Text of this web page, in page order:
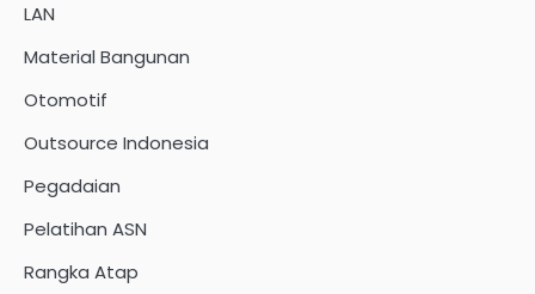
LAN
Material Bangunan
Otomotif
Outsource Indonesia
Pegadaian
Pelatihan ASN
Rangka Atap